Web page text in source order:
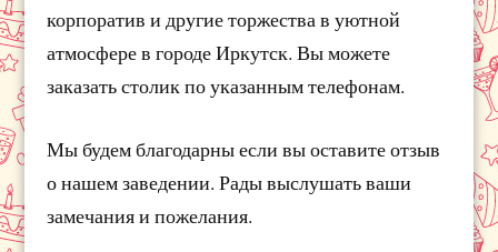
корпоратив и другие торжества в уютной
атмосфере в городе Иркутск. Вы можете
заказать столик по указанным телефонам.
Мы будем благодарны если вы оставите отзыв
о нашем заведении. Рады выслушать ваши
замечания и пожелания.